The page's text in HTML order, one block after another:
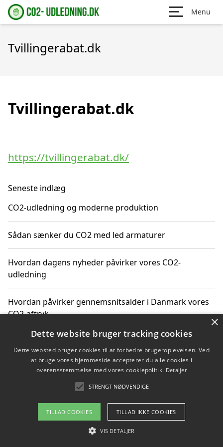
Menu
Tvillingerabat.dk
Tvillingerabat.dk
https://tvillingerabat.dk/
Seneste indlæg
CO2-udledning og moderne produktion
Sådan sænker du CO2 med led armaturer
Hvordan dagens nyheder påvirker vores CO2-
udledning
Hvordan påvirker gennemsnitsalder i Danmark vores
CO2-aftryk
Hvordan nyheder om CO2-udledning påvirker vores
hverdag
Om / kontakt
Blog Betingelser
×
Dette website bruger tracking cookies
Dette websted bruger cookies til at forbedre brugeroplevelsen. Ved
at bruge vores hjemmeside accepterer du alle cookies i
overensstemmelse med vores cookiepolitik. Detaljer
STRENGT NØDVENDIGE
TILLAD COOKIES TILLAD IKKE COOKIES
VIS DETALJER